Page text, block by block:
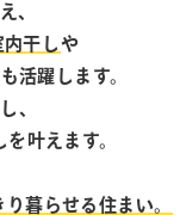
、
内干し や
活躍します。
、
叶えます。
暮らせる住まい。